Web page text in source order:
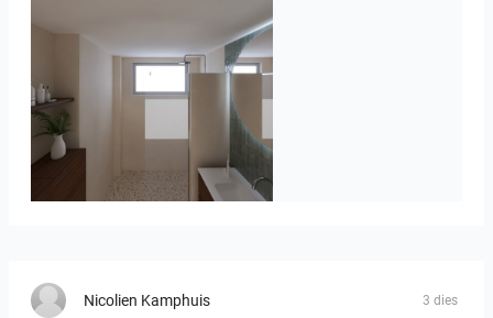
Badkamerhuis
Nicolien Kamphuis 3 dies